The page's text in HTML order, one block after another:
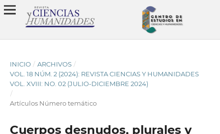
INICIO / ARCHIVOS /
VOL. 18 NÚM. 2 (2024): REVISTA CIENCIAS Y HUMANIDADES
VOL. XVIII: NO. 02 (JULIO-DICIEMBRE 2024)
/
Artículos Número temático
Cuerpos desnudos, plurales y